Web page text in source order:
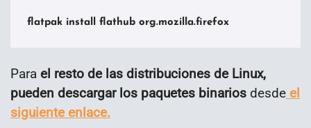
flatpak install flathub org.mozilla.firefox
Para el resto de las distribuciones de Linux,
pueden descargar los paquetes binarios desde el
siguiente enlace.